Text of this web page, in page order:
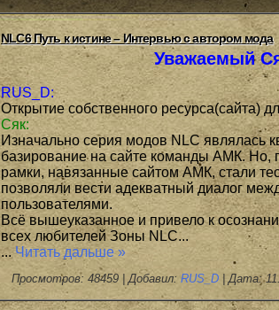
NLC6 Путь к истине – Интервью с автором мода
Уважаемый
RUS_D:
Открытие собственного ресурса(сайта)
Сяк:
Изначально серия модов NLC являлась
базирование на сайте команды АМК. Но,
рамки, навязанные сайтом АМК, стали
позволяли вести адекватный диалог
пользователями.
Всё вышеуказанное и привело к
всех любителей Зоны NLC...
...Читать дальше »
Просмотров: 48459 | Добавил: RUS_D | Дата: